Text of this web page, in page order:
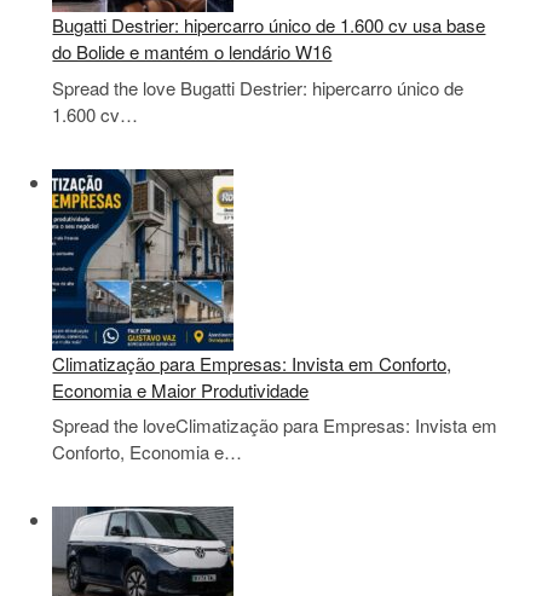
Bugatti Destrier: hipercarro único de 1.600 cv usa base
do Bolide e mantém o lendário W16
Spread the love Bugatti Destrier: hipercarro único de
1.600 cv…
Climatização para Empresas: Invista em Conforto,
Economia e Maior Produtividade
Spread the loveClimatização para Empresas: Invista em
Conforto, Economia e…